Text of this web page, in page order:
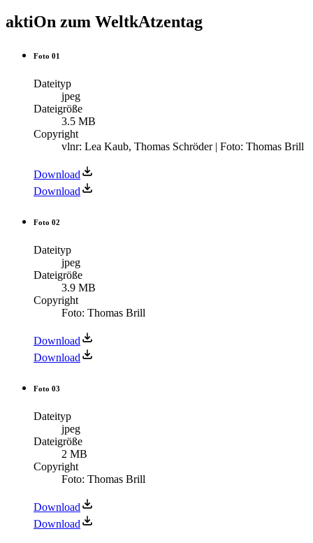
aktiOn zum WeltkAtzentag
Foto 01
Dateityp
jpeg
Dateigröße
3.5 MB
Copyright
vlnr: Lea Kaub, Thomas Schröder | Foto: Thomas Brill
Download
Download
Foto 02
Dateityp
jpeg
Dateigröße
3.9 MB
Copyright
Foto: Thomas Brill
Download
Download
Foto 03
Dateityp
jpeg
Dateigröße
2 MB
Copyright
Foto: Thomas Brill
Download
Download